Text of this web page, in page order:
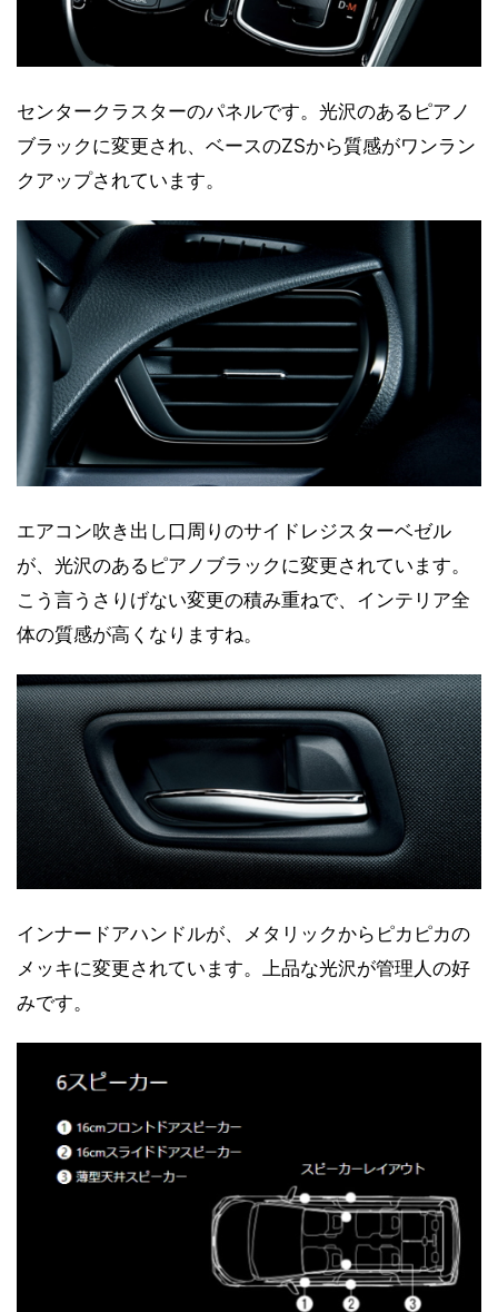
センタークラスターのパネルです。光沢のあるピアノ
ブラックに変更され、ベースのZSから質感がワンラン
クアップされています。
エアコン吹き出し口周りのサイドレジスターベゼル
が、光沢のあるピアノブラックに変更されています。
こう言うさりげない変更の積み重ねで、インテリア全
体の質感が高くなりますね。
インナードアハンドルが、メタリックからピカピカの
メッキに変更されています。上品な光沢が管理人の好
みです。